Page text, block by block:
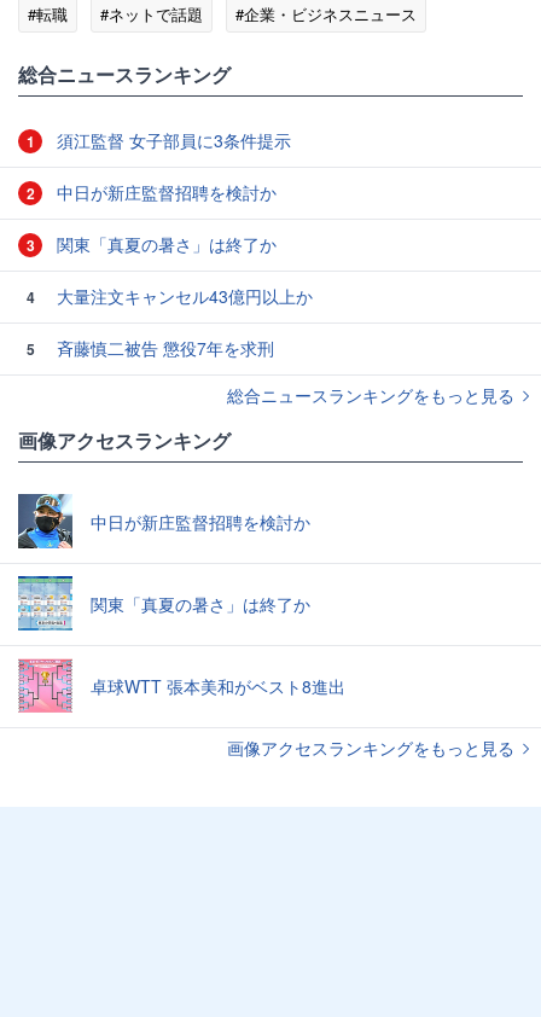
#転職
#ネットで話題 #企業・ビジネスニュース
総合ニュースランキング
1 須江監督 女子部員に3条件提示
2 中日が新庄監督招聘を検討か
3 関東「真夏の暑さ」は終了か
4 大量注文キャンセル43億円以上か
5
斉藤慎二被告 懲役7年を求刑
総合ニュースランキングをもっと見る
画像アクセスランキング
中日が新庄監督招聘を検討か
関東「真夏の暑さ」は終了か
卓球WTT 張本美和がベスト8進出
画像アクセスランキングをもっと見る